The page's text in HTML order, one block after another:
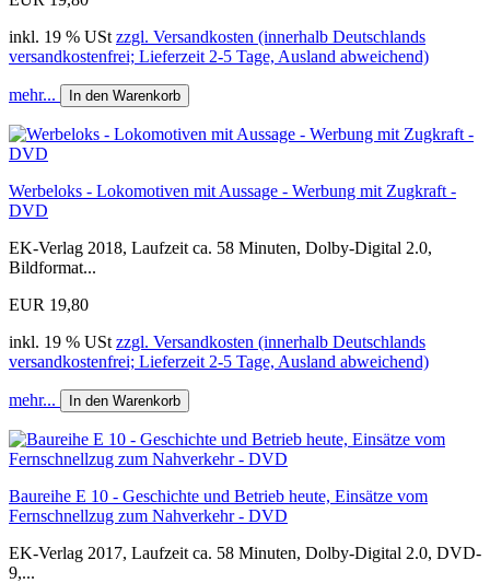
inkl. 19 % USt zzgl. Versandkosten (innerhalb Deutschlands
versandkostenfrei; Lieferzeit 2-5 Tage, Ausland abweichend)
mehr... In den Warenkorb
Werbeloks - Lokomotiven mit Aussage - Werbung mit Zugkraft -
DVD
EK-Verlag 2018, Laufzeit ca. 58 Minuten, Dolby-Digital 2.0,
Bildformat...
EUR 19,80
inkl. 19 % USt zzgl. Versandkosten (innerhalb Deutschlands
versandkostenfrei; Lieferzeit 2-5 Tage, Ausland abweichend)
mehr... In den Warenkorb
Baureihe E 10 - Geschichte und Betrieb heute, Einsätze vom
Fernschnellzug zum Nahverkehr - DVD
EK-Verlag 2017, Laufzeit ca. 58 Minuten, Dolby-Digital 2.0, DVD-
9,...